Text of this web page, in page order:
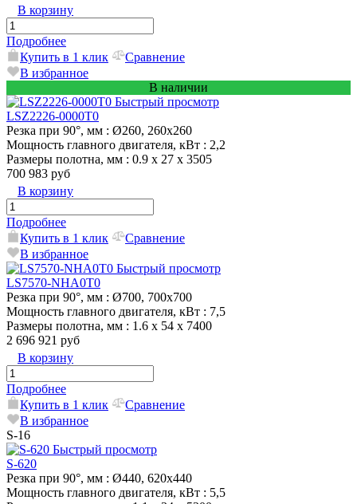
В корзину
Подробнее
Купить в 1 клик
Сравнение
В избранное
В наличии
Быстрый просмотр
LSZ2226-0000T0
Резка при 90°, мм : Ø260, 260х260
Мощность главного двигателя, кВт : 2,2
Размеры полотна, мм : 0.9 x 27 x 3505
700 983 руб
В корзину
Подробнее
Купить в 1 клик
Сравнение
В избранное
Быстрый просмотр
LS7570-NHA0T0
Резка при 90°, мм : Ø700, 700х700
Мощность главного двигателя, кВт : 7,5
Размеры полотна, мм : 1.6 х 54 х 7400
2 696 921 руб
В корзину
Подробнее
Купить в 1 клик
Сравнение
В избранное
S-16
Быстрый просмотр
S-620
Резка при 90°, мм : Ø440, 620х440
Мощность главного двигателя, кВт : 5,5